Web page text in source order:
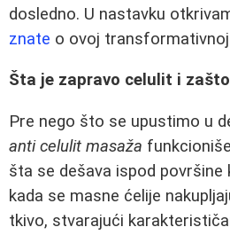
dosledno. U nastavku
znate o ovoj
Šta je zapravo celulit i
Pre nego što se upustimo u
anti celulit masaža
šta se dešava ispod površine
kada se masne ćelije
tkivo, stvarajući